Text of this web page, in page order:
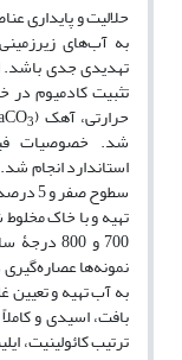
حلالیت و پایداری
به آب‌های
تهدیدی جدی باشد.
تثبیت کادمیوم در
حرارتی، آهک (CaCO3
شد. خصوصیات
استاندارد انجام
700 و
به آب تهیه و
بافت، اسیدی و
ترتیب کائولینیت،